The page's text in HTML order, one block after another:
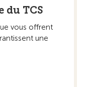
du TCS
vous offrent
une